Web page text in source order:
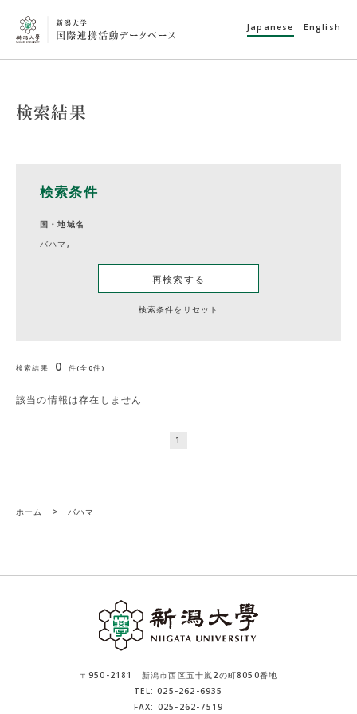
Japanese English
検索結果
検索条件
国・地域名
バハマ,
再検索する
検索条件をリセット
検索結果 0 件(全0件)
該当の情報は存在しません
1
ホーム > バハマ
〒950-2181 新潟市西区五十嵐2の町8050番地
TEL: 025-262-6935
FAX: 025-262-7519